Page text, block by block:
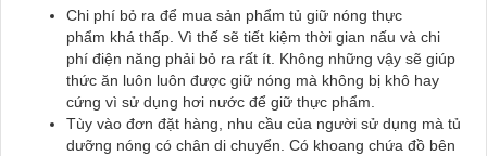
Chi phí bỏ ra để mua sản phẩm tủ giữ nóng thực
phẩm khá thấp. Vì thế sẽ tiết kiệm thời gian nấu và chi
phí điện năng phải bỏ ra rất ít. Không những vậy sẽ giúp
thức ăn luôn luôn được giữ nóng mà không bị khô hay
cứng vì sử dụng hơi nước để giữ thực phẩm.
Tùy vào đơn đặt hàng, nhu cầu của người sử dụng mà tủ
dưỡng nóng có chân di chuyển. Có khoang chứa đồ bên